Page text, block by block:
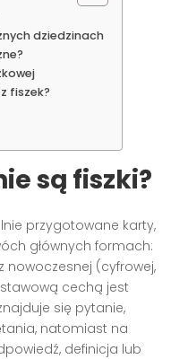
dziedzinach
fiszek?
są fiszki?
przygotowane karty,
głównych formach:
(cyfrowej,
cechą jest
się pytanie,
natomiast na
definicja lub